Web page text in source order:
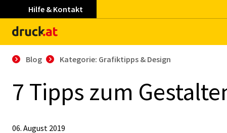
Hilfe & Kontakt
Blog Kategorie: Grafiktipps & Design
7 Tipps zum
06. August 2019